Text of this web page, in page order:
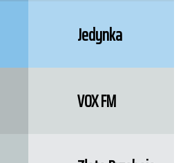
Jedynka
VOX FM